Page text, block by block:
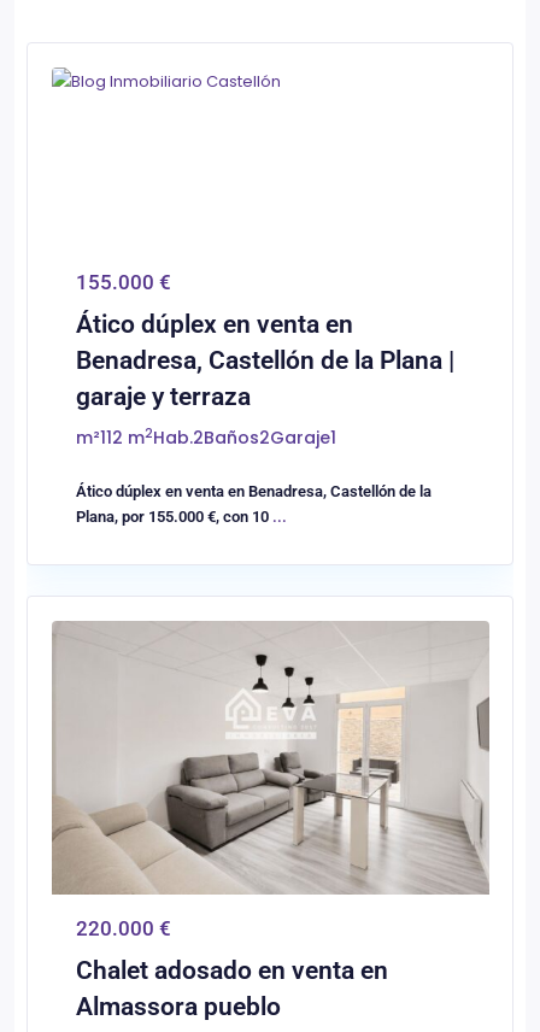
0 Castellón/Castelló
155.000 €
Ático dúplex en venta en
Benadresa, Castellón de la Plana |
garaje y terraza
m²112 m2Hab.2Baños2Garaje1
Ático dúplex en venta en Benadresa, Castellón de la
Plana, por 155.000 €, con 10 ...
0 Almassora/Almazora
220.000 €
Chalet adosado en venta en
Almassora pueblo